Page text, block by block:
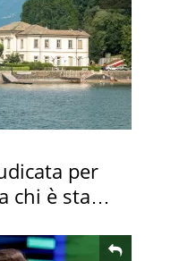
per
chi è stata